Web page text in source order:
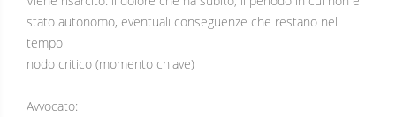
stato autonomo, eventuali conseguenze che restano nel
tempo
nodo critico (momento chiave)
Avvocato: